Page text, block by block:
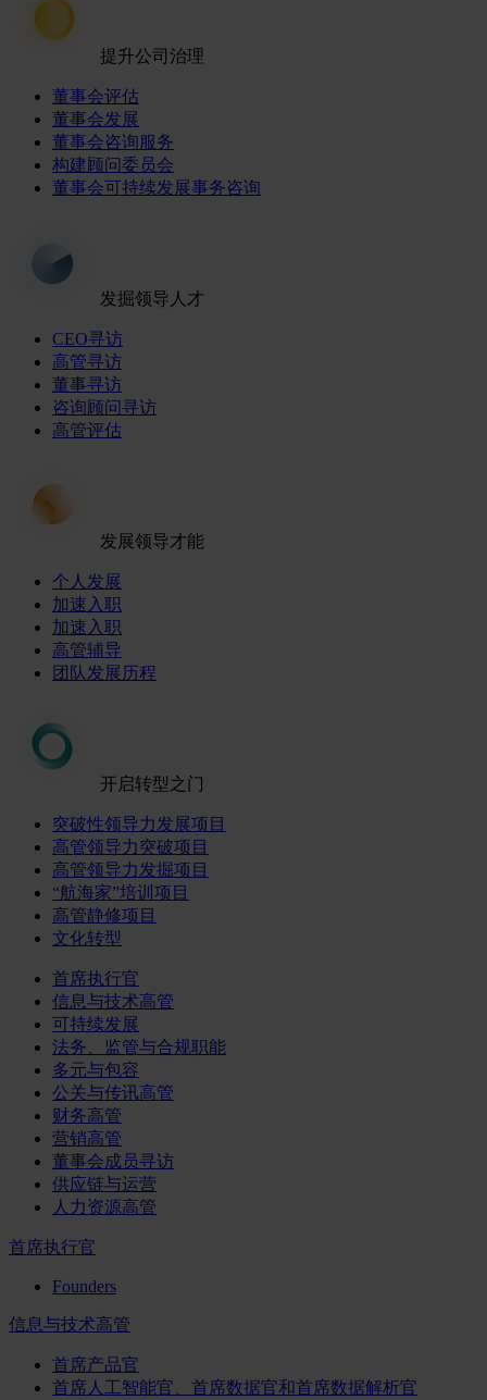
提升公司治理
董事会评估
董事会发展
董事会咨询服务
构建顾问委员会
董事会可持续发展事务咨询
发掘领导人才
CEO寻访
高管寻访
董事寻访
咨询顾问寻访
高管评估
发展领导才能
个人发展
加速入职
加速入职
高管辅导
团队发展历程
开启转型之门
突破性领导力发展项目
高管领导力突破项目
高管领导力发掘项目
“航海家”培训项目
高管静修项目
文化转型
首席执行官
信息与技术高管
可持续发展
法务、监管与合规职能
多元与包容
公关与传讯高管
财务高管
营销高管
董事会成员寻访
供应链与运营
人力资源高管
首席执行官
Founders
信息与技术高管
首席产品官
首席人工智能官、首席数据官和首席数据解析官